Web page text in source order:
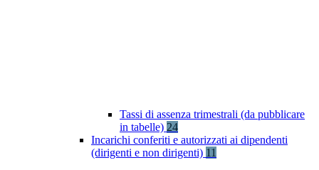
Tassi di assenza trimestrali (da pubblicare
in tabelle) 24
Incarichi conferiti e autorizzati ai dipendenti
(dirigenti e non dirigenti) 11